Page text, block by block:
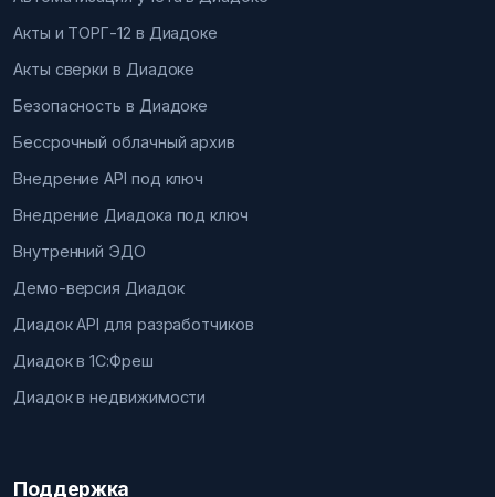
Акты и ТОРГ-12 в Диадоке
Акты сверки в Диадоке
Безопасность в Диадоке
Бессрочный облачный архив
Внедрение API под ключ
Внедрение Диадока под ключ
Внутренний ЭДО
Демо-версия Диадок
Диадок API для разработчиков
Диадок в 1С:Фреш
Диадок в недвижимости
Поддержка